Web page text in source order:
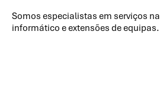
Somos especialistas em serviços na
informático e extensões de equipas.